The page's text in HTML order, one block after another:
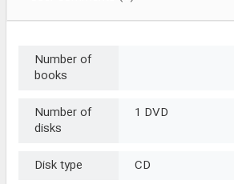
Number of
books
Number of
disks
1 DVD
Disk type CD